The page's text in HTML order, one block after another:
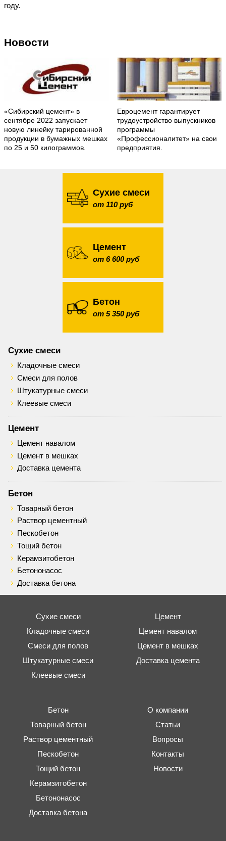
году.
Новости
«Сибирский цемент» в
сентябре 2022 запускает
новую линейку тарированной
продукции в бумажных мешках
по 25 и 50 килограммов.
Евроцемент гарантирует
трудоустройство выпускников
программы
«Профессионалитет» на свои
предприятия.
Сухие смеси
от 110 руб
Цемент
от 6 600 руб
Бетон
от 5 350 руб
Сухие смеси
Кладочные смеси
Смеси для полов
Штукатурные смеси
Клеевые смеси
Цемент
Цемент навалом
Цемент в мешках
Доставка цемента
Бетон
Товарный бетон
Раствор цементный
Пескобетон
Тощий бетон
Керамзитобетон
Бетононасос
Доставка бетона
Сухие смеси
Кладочные смеси
Смеси для полов
Штукатурные смеси
Клеевые смеси
Цемент
Цемент навалом
Цемент в мешках
Доставка цемента
Бетон
Товарный бетон
Раствор цементный
Пескобетон
Тощий бетон
Керамзитобетон
Бетононасос
Доставка бетона
О компании
Статьи
Вопросы
Контакты
Новости